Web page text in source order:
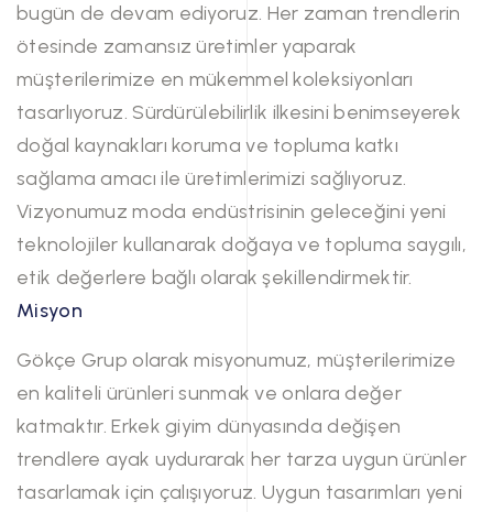
bugün de devam ediyoruz. Her zaman trendlerin
ötesinde zamansız üretimler yaparak
müşterilerimize en mükemmel koleksiyonları
tasarlıyoruz. Sürdürülebilirlik ilkesini benimseyerek
doğal kaynakları koruma ve topluma katkı
sağlama amacı ile üretimlerimizi sağlıyoruz.
Vizyonumuz moda endüstrisinin geleceğini yeni
teknolojiler kullanarak doğaya ve topluma saygılı,
etik değerlere bağlı olarak şekillendirmektir.
Misyon
Gökçe Grup olarak misyonumuz, müşterilerimize
en kaliteli ürünleri sunmak ve onlara değer
katmaktır. Erkek giyim dünyasında değişen
trendlere ayak uydurarak her tarza uygun ürünler
tasarlamak için çalışıyoruz. Uygun tasarımları yeni